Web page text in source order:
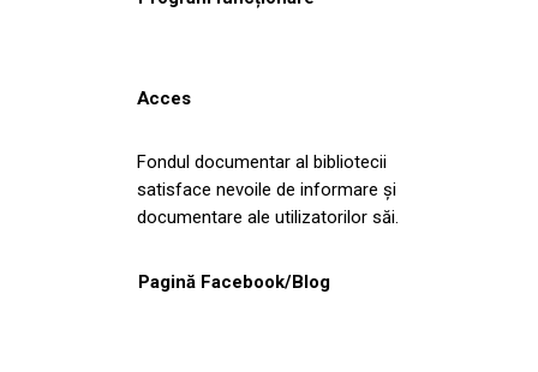
Acces
Fondul documentar al bibliotecii
satisface nevoile de informare și
documentare ale utilizatorilor săi.
Pagină Facebook/Blog